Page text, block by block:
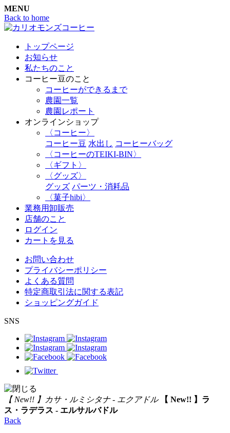
MENU
Back to home
トップページ
お知らせ
私たちのこと
コーヒー豆のこと
コーヒーができるまで
農園一覧
農園レポート
オンラインショップ
〈コーヒー〉
コーヒー豆 水出し コーヒーバッグ
〈コーヒーのTEIKI-BIN〉
〈ギフト〉
〈グッズ〉
グッズ パーツ・消耗品
〈菓子hibi〉
業務用卸販売
店舗のこと
ログイン
カートを見る
お問い合わせ
プライバシーポリシー
よくある質問
特定商取引法に関する表記
ショッピングガイド
SNS
【 New!! 】カサ・ルミシタナ - エクアドル
【 New!! 】ラ
ス・ラデラス - エルサルバドル
Back